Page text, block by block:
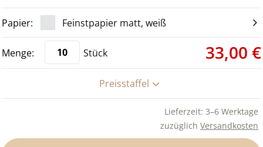
Feinstpapier matt, weiß
Stück 33,00 €
Preisstaffel
Lieferzeit: 3–6 Werktage
zuzüglich Versandkosten